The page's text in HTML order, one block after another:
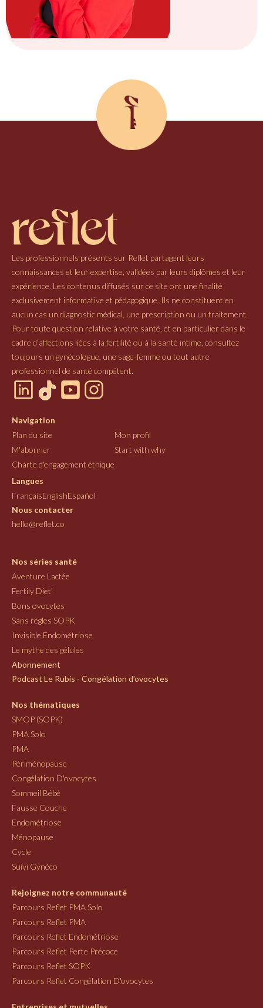
Les professionnels présents sur Reflet partagent leurs
connaissances et leur expertise, validées par leurs diplômes et leur
expérience. Les contenus diffusés sur ce site ont une finalité
exclusivement informative et pédagogique. Ils ne constituent en
aucun cas un diagnostic médical, une prescription ou un traitement.
Pour toute question relative à votre santé, et en particulier dans le
cadre d’affections liées à la fertilité ou à la santé intime, consultez
toujours un gynécologue, une sage-femme ou tout autre
professionnel de santé compétent.
Navigation
Plan du site
Mon profil
M'abonner
Start with why
Charte d'engagement éthique
Langues
FrançaisEnglishEspañol
Nous contacter
hello@reflet.co
Nos séries santé
Aventure Lactée
Fertily Diet'
Bons ovocytes
Sans règles SOPK
Invisible Endométriose
Le mythe des gélules
Abonnement
Podcast Le Rubis - Congélation d'ovocytes
Nos thématiques
SMOP (SOPK)
PMA Solo
PMA
Périménopause
Congélation D'ovocytes
Sommeil Bébé
Fausse Couche
Endométriose
Ménopause
Cycle
Suivi Gynéco
Rejoignez notre communauté
Parcours Reflet PMA Solo
Parcours Reflet PMA
Parcours Reflet Endométriose
Parcours Reflet Perte Précoce
Parcours Reflet SOPK
Parcours Reflet Congélation D'ovocytes